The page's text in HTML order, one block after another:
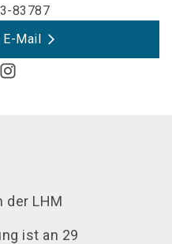
83787
E-Mail
der LHM
ist an 29